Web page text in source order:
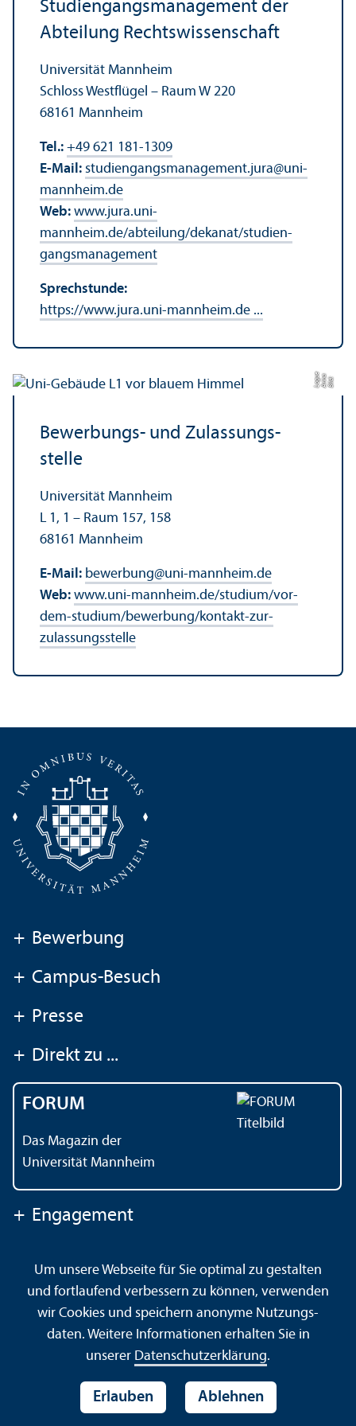
Studien­gangs­management der
Abteilung Rechts­wissenschaft
Universität Mannheim
Schloss Westflügel – Raum W 220
68161 Mannheim
Tel.: +49 621 181-1309
E-Mail: studien­gangsmanagement.jura@uni-
mannheim.de
Web: www.jura.uni-
mannheim.de/abteilung/dekanat/studien­
gangs­management
Sprechstunde:
https://www.jura.uni-mannheim.de ...
Bil
d:
A
n
n
aL
o
g
u
e
Bewerbungs- und Zulassungs­
stelle
Universität Mannheim
L 1, 1 – Raum 157, 158
68161 Mannheim
E-Mail: bewerbung@uni-mannheim.de
Web: www.uni-mannheim.de/studium/vor-
dem-studium/bewerbung/kontakt-zur-
zulassungs­stelle
+ Bewerbung
+ Campus-Besuch
+ Presse
+ Direkt zu ...
FORUM
Das Magazin der
Universität Mannheim
+ Engagement
Kontakt Impressum Datenschutz
Barrierefreiheit
Gebärdensprache
Leichte Sprache
Sitemap
Hausordnung
Sicherheit und Notfälle
Um unsere Webseite für Sie optimal zu gestalten
und fortlaufend verbessern zu können, verwenden
wir Cookies und speichern anonyme Nutzungs­
daten. Weitere Informationen erhalten Sie in
unserer Datenschutz­erklärung.
Erlauben Ablehnen